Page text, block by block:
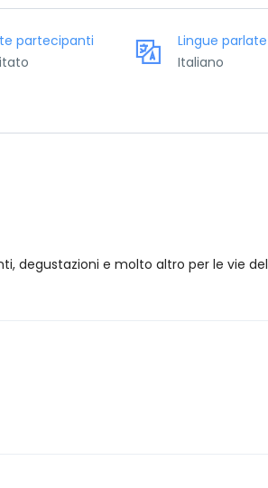
partecipanti
Lingue parlate
Italiano
degustazioni e molto altro per le vie del